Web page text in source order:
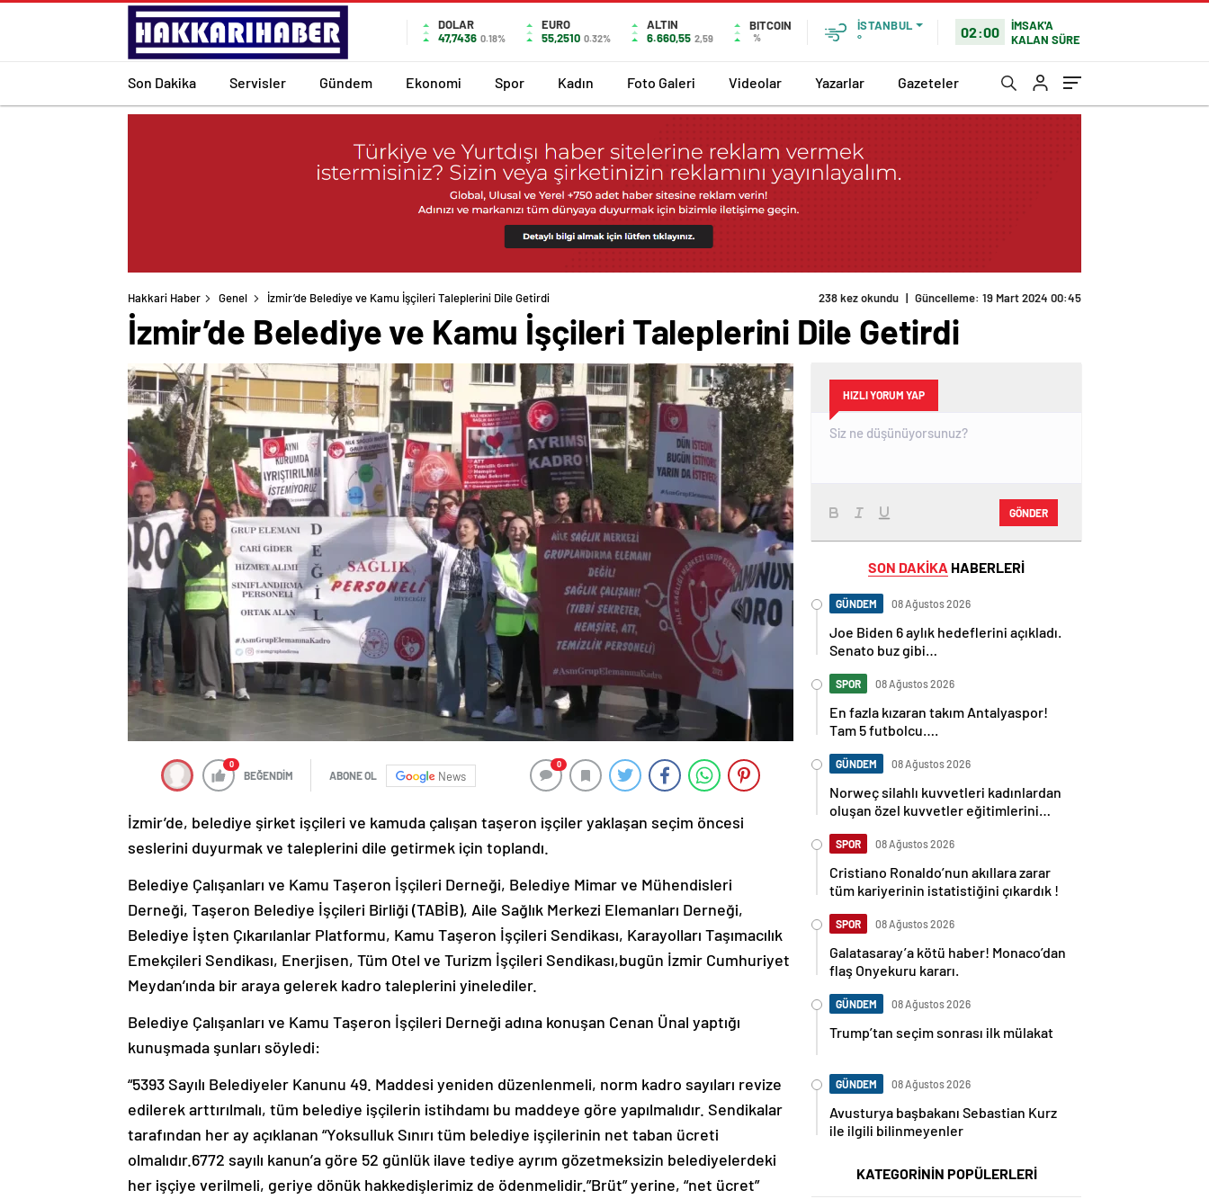
DOLAR
47,7436 0.18%
EURO
55,2510 0.32%
ALTIN
6.660,55 2,59
BITCOIN
%
İSTANBUL
°
02:00
İMSAK'A
KALAN SÜRE
Son Dakika Servisler Gündem Ekonomi Spor Kadın Foto Galeri Videolar Yazarlar Gazeteler
Hakkari Haber Genel İzmir’de Belediye ve Kamu İşçileri Taleplerini Dile Getirdi 238 kez okundu | Güncelleme: 19 Mart 2024 00:45
İzmir’de Belediye ve Kamu İşçileri Taleplerini Dile Getirdi
0
BEĞENDİM ABONE OL News
0
İzmir’de, belediye şirket işçileri ve kamuda çalışan taşeron işçiler yaklaşan seçim öncesi
seslerini duyurmak ve taleplerini dile getirmek için toplandı.
Belediye Çalışanları ve Kamu Taşeron İşçileri Derneği, Belediye Mimar ve Mühendisleri
Derneği, Taşeron Belediye İşçileri Birliği (TABİB), Aile Sağlık Merkezi Elemanları Derneği,
Belediye İşten Çıkarılanlar Platformu, Kamu Taşeron İşçileri Sendikası, Karayolları Taşımacılık
Emekçileri Sendikası, Enerjisen, Tüm Otel ve Turizm İşçileri Sendikası,bugün İzmir Cumhuriyet
Meydan’ında bir araya gelerek kadro taleplerini yinelediler.
Belediye Çalışanları ve Kamu Taşeron İşçileri Derneği adına konuşan Cenan Ünal yaptığı
kunuşmada şunları söyledi:
“5393 Sayılı Belediyeler Kanunu 49. Maddesi yeniden düzenlenmeli, norm kadro sayıları revize
edilerek arttırılmalı, tüm belediye işçilerin istihdamı bu maddeye göre yapılmalıdır. Sendikalar
tarafından her ay açıklanan “Yoksulluk Sınırı tüm belediye işçilerinin net taban ücreti
olmalıdır.6772 sayılı kanun’a göre 52 günlük ilave tediye ayrım gözetmeksizin belediyelerdeki
her işçiye verilmeli, geriye dönük hakkedişlerimiz de ödenmelidir.”Brüt” yerine, “net ücret”
HIZLI YORUM YAP
GÖNDER
SON DAKİKA HABERLERİ
GÜNDEM 08 Ağustos 2026
Joe Biden 6 aylık hedeflerini açıkladı.
Senato buz gibi…
SPOR 08 Ağustos 2026
En fazla kızaran takım Antalyaspor!
Tam 5 futbolcu….
GÜNDEM 08 Ağustos 2026
Norweç silahlı kuvvetleri kadınlardan
oluşan özel kuvvetler eğitimlerini
SPOR 08 Ağustos 2026
Cristiano Ronaldo’nun akıllara zarar
tüm kariyerinin istatistiğini çıkardık !
SPOR 08 Ağustos 2026
Galatasaray’a kötü haber! Monaco’dan
flaş Onyekuru kararı.
GÜNDEM 08 Ağustos 2026
Trump’tan seçim sonrası ilk mülakat
GÜNDEM 08 Ağustos 2026
Avusturya başbakanı Sebastian Kurz
ile ilgili bilinmeyenler
KATEGORİNİN POPÜLERLERİ